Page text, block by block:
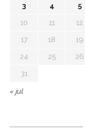
3
4 5
10
11 12
17
18 19
24
25 26
31
« jul